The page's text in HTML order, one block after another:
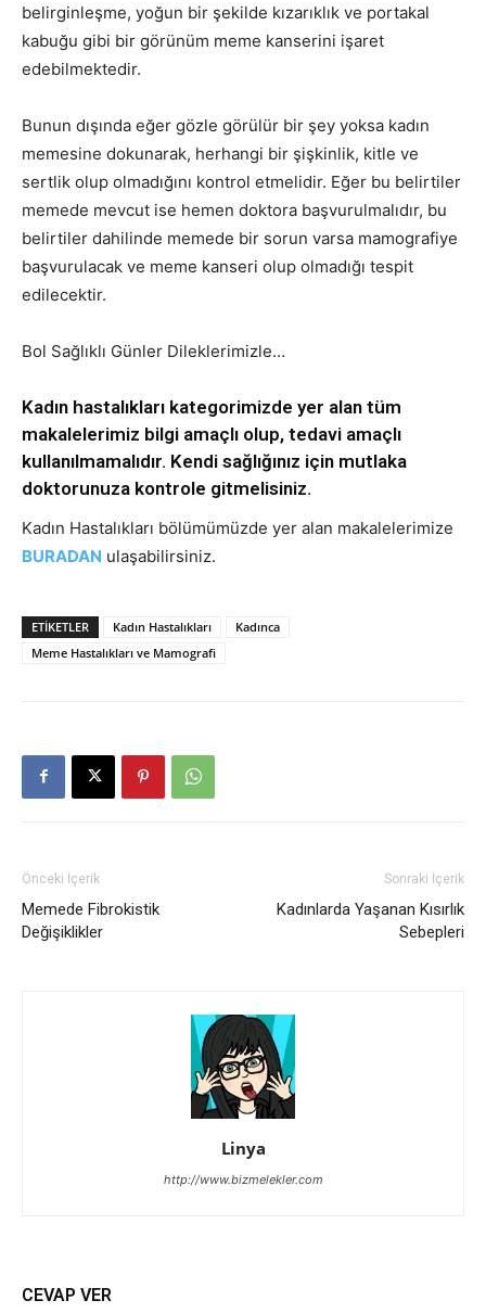
belirginleşme, yoğun bir şekilde kızarıklık ve portakal
kabuğu gibi bir görünüm meme kanserini işaret
edebilmektedir.
Bunun dışında eğer gözle görülür bir şey yoksa kadın
memesine dokunarak, herhangi bir şişkinlik, kitle ve
sertlik olup olmadığını kontrol etmelidir. Eğer bu belirtiler
memede mevcut ise hemen doktora başvurulmalıdır, bu
belirtiler dahilinde memede bir sorun varsa mamografiye
başvurulacak ve meme kanseri olup olmadığı tespit
edilecektir.
Bol Sağlıklı Günler Dileklerimizle…
Kadın hastalıkları kategorimizde yer alan tüm
makalelerimiz bilgi amaçlı olup, tedavi amaçlı
kullanılmamalıdır. Kendi sağlığınız için mutlaka
doktorunuza kontrole gitmelisiniz.
Kadın Hastalıkları bölümümüzde yer alan makalelerimize
BURADAN ulaşabilirsiniz.
ETIKETLER Kadın Hastalıkları
Kadınca
Meme Hastalıkları ve Mamografi
Önceki İçerik
Memede Fibrokistik
Değişiklikler
Sonraki İçerik
Kadınlarda Yaşanan Kısırlık
Sebepleri
Linya
http://www.bizmelekler.com
CEVAP VER